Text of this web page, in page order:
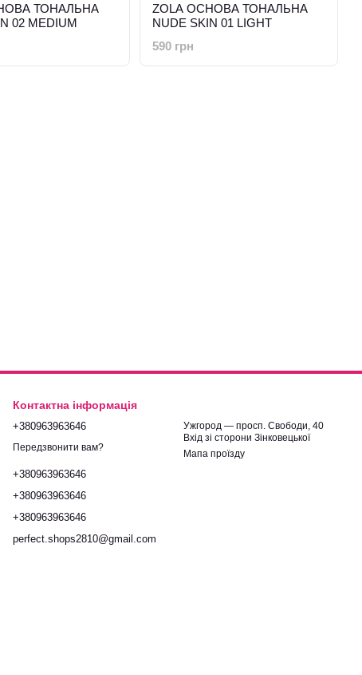
ТОНАЛЬНА
02 MEDIUM
ZOLA ОСНОВА ТОНАЛЬНА
NUDE SKIN 01 LIGHT
590 грн
Контактна інформація
+380963963646
Передзвонити вам?
+380963963646
+380963963646
+380963963646
perfect.shops2810@gmail.com
Ужгород — просп. Свободи, 40
Вхід зі сторони Зінковецької
Мапа проїзду